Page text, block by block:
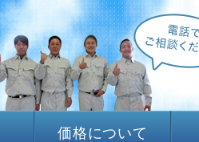
価格について